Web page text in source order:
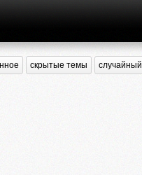
скрытые темы